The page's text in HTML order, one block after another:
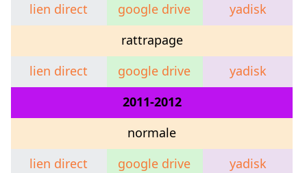
lien direct
google drive
yadisk
rattrapage
lien direct
google drive
yadisk
2011-2012
normale
lien direct
google drive
yadisk